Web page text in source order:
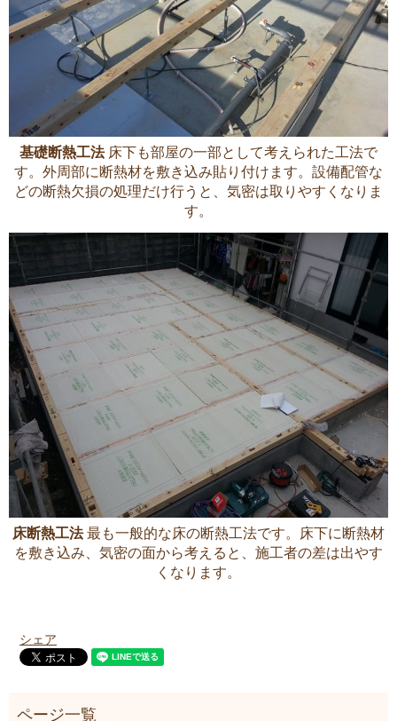
基礎断熱工法床下も部屋の一部として考えられた工法で
す。外周部に断熱材を敷き込み貼り付けます。設備配管な
どの断熱欠損の処理だけ行うと、気密は取りやすくなりま
す。
床断熱工法最も一般的な床の断熱工法です。床下に断熱材
を敷き込み、気密の面から考えると、施工者の差は出やす
くなります。
シェア